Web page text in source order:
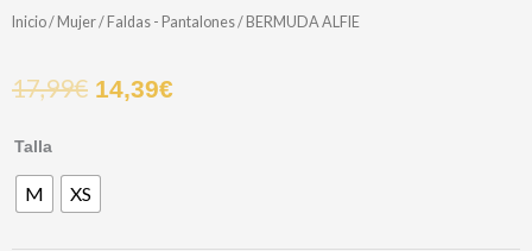
Inicio/ Mujer/ Faldas - Pantalones/ BERMUDA ALFIE
17,99€ 14,39€
Talla
M XS
BERMUDA
cantidad